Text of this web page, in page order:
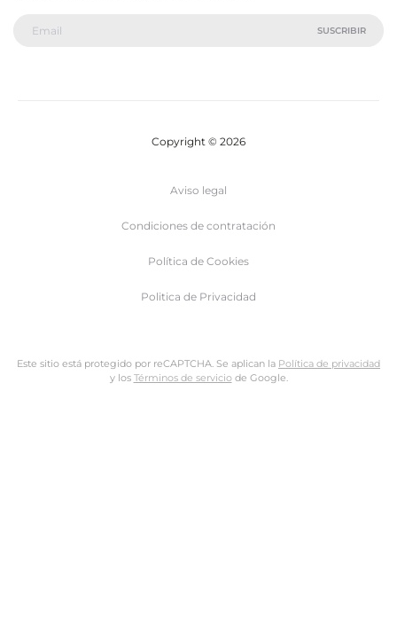
Copyright © 2026
Aviso legal
Condiciones de contratación
Política de Cookies
Politica de Privacidad
Este sitio está protegido por reCAPTCHA. Se aplican la Política de privacidad
y los Términos de serviciode Google.